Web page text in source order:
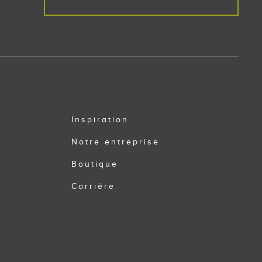
Inspiration
Notre entreprise
Boutique
Carrière